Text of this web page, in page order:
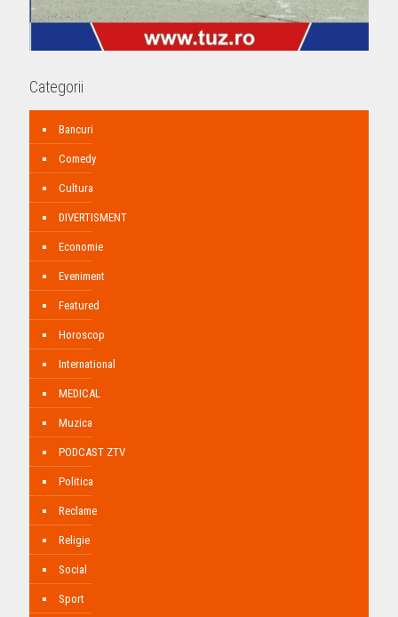
Categorii
Bancuri
Comedy
Cultura
DIVERTISMENT
Economie
Eveniment
Featured
Horoscop
International
MEDICAL
Muzica
PODCAST ZTV
Politica
Reclame
Religie
Social
Sport